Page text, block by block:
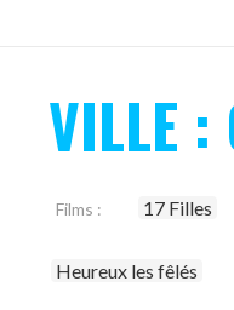
VILLE :
Films : 17 Filles
Heureux les fêlés